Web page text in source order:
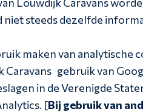
steeds dezelfde
maken van analytische
gebruik van
in de Verenigde
[Bij gebruik van